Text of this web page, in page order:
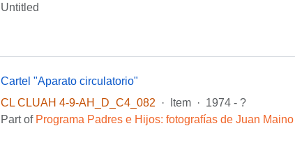
Untitled
Cartel "Aparato circulatorio"
CL CLUAH 4-9-AH_D_C4_082
· Item · 1974 - ?
Part of Programa Padres e Hijos: fotografías de Juan Maino